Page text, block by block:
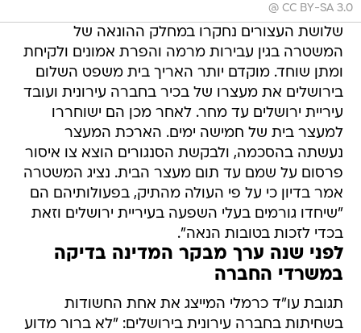
@ CC BY-SA 3.0
שלושת העצורים נחקרו במחלק ההונאה של
המשטרה בגין עבירות מרמה והפרת אמונים ולקיחת
ומתן שוחד. מוקדם יותר האריך בית משפט השלום
בירושלים את מעצרו של בכיר בחברה עירונית ועובד
עיריית ירושלים עד מחר. לאחר מכן הם ישוחררו
למעצר בית של חמישה ימים. הארכת המעצר
נעשתה בהסכמה, ולבקשת הסנגורים הוצא צו איסור
פרסום על שמם עד תום מעצר הבית. נציג המשטרה
אמר בדיון כי על פי העולה מהתיק, בפעולותיהם הם
"שיחדו גורמים בעלי השפעה בעיריית ירושלים וזאת
בכדי לזכות בטובות הנאה".
לפני שנה ערך מבקר המדינה בדיקה
במשרדי החברה
תגובת עו"ד כרמלי המייצג את אחת החשודות
בשחיתות בחברה עירונית בירושלים: "לא ברור מדוע